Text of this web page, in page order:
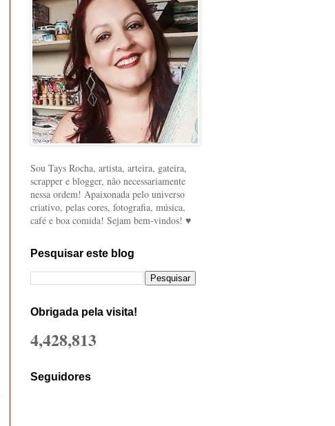
Sou Tays Rocha, artista, arteira, gateira,
scrapper e blogger, não necessariamente
nessa ordem! Apaixonada pelo universo
criativo, pelas cores, fotografia, música,
café e boa comida! Sejam bem-vindos! ♥
Pesquisar este blog
Obrigada pela visita!
4,428,813
Seguidores